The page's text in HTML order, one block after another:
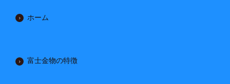
ホーム
富士金物の特徴